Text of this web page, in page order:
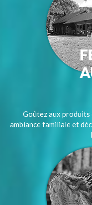
Goûtez aux produits
ambiance familiale et